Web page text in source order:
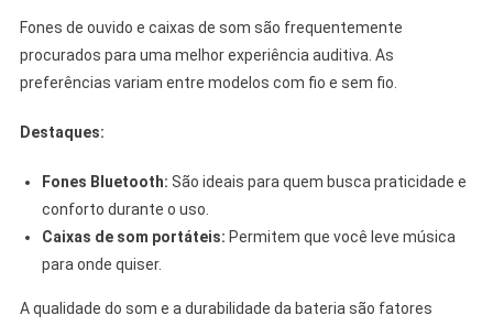
Fones de ouvido e caixas de som são frequentemente
procurados para uma melhor experiência auditiva. As
preferências variam entre modelos com fio e sem fio.
Destaques:
Fones Bluetooth: São ideais para quem busca praticidade e
conforto durante o uso.
Caixas de som portáteis: Permitem que você leve música
para onde quiser.
A qualidade do som e a durabilidade da bateria são fatores